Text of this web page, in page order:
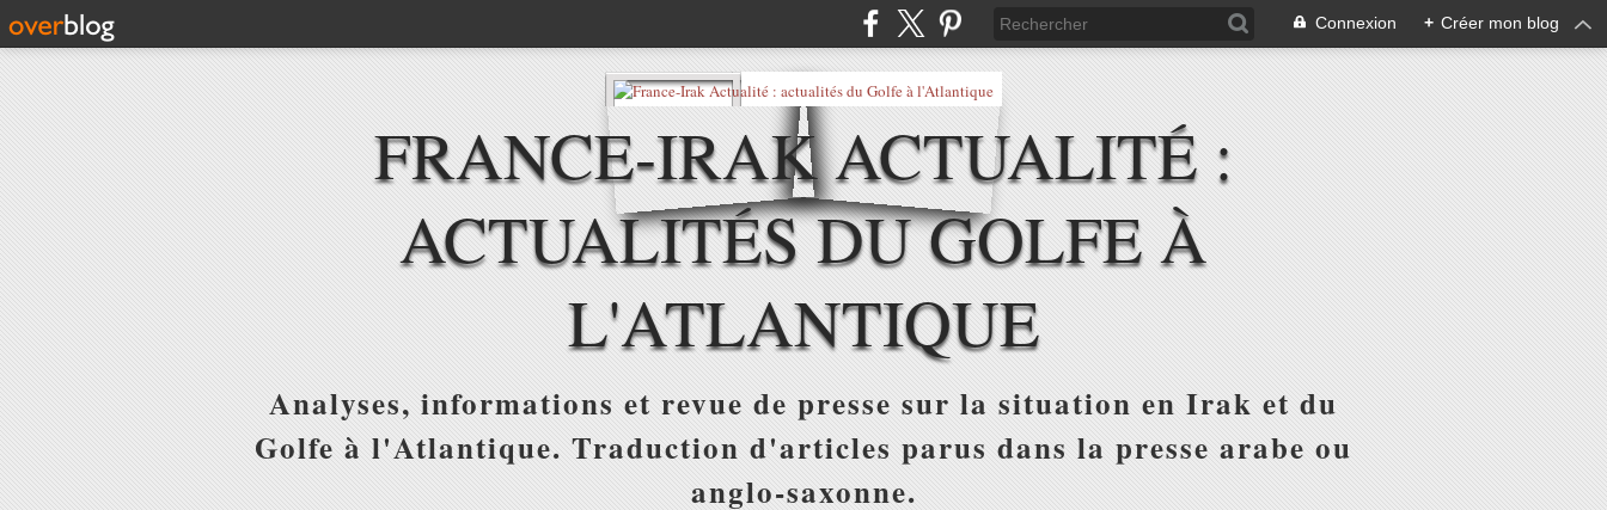
Connexion + Créer mon blog
FRANCE-IRAK ACTUALITÉ :
ACTUALITÉS DU GOLFE À
L'ATLANTIQUE
Analyses, informations et revue de presse sur la situation en Irak et du
Golfe à l'Atlantique. Traduction d'articles parus dans la presse arabe ou
anglo-saxonne.